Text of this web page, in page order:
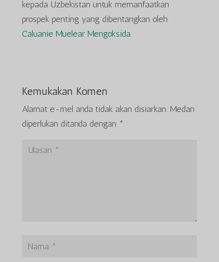
kepada Uzbekistan untuk memanfaatkan
prospek penting yang dibentangkan oleh
Caluanie Muelear Mengoksida.
Kemukakan Komen
Alamat e-mel anda tidak akan disiarkan. Medan
diperlukan ditanda dengan *